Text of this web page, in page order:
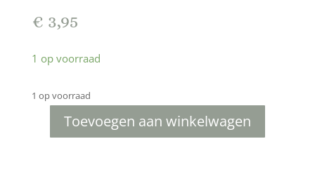
€ 3,95
1 op voorraad
1 op voorraad
Toevoegen aan winkelwagen